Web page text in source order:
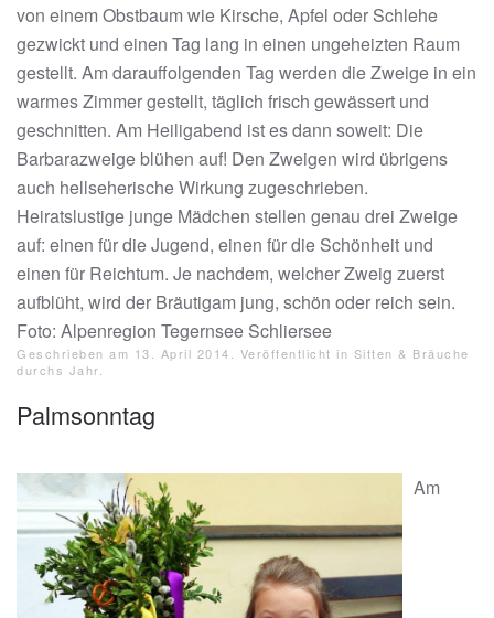
von einem Obstbaum wie Kirsche, Apfel oder Schlehe
gezwickt und einen Tag lang in einen ungeheizten Raum
gestellt. Am darauffolgenden Tag werden die Zweige in ein
warmes Zimmer gestellt, täglich frisch gewässert und
geschnitten. Am Heiligabend ist es dann soweit: Die
Barbarazweige blühen auf! Den Zweigen wird übrigens
auch hellseherische Wirkung zugeschrieben.
Heiratslustige junge Mädchen stellen genau drei Zweige
auf: einen für die Jugend, einen für die Schönheit und
einen für Reichtum. Je nachdem, welcher Zweig zuerst
aufblüht, wird der Bräutigam jung, schön oder reich sein.
Foto: Alpenregion Tegernsee Schliersee
Geschrieben am 13. April 2014 . Veröffentlicht in Sitten & Bräuche
durchs Jahr
Palmsonntag
Am